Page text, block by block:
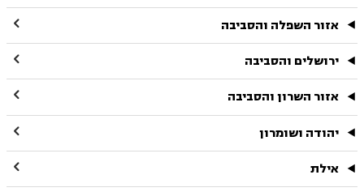
אזור השפלה והסביבה 
ירושלים והסביבה 
אזור השרון והסביבה 
יהודה ושומרון 
אילת 